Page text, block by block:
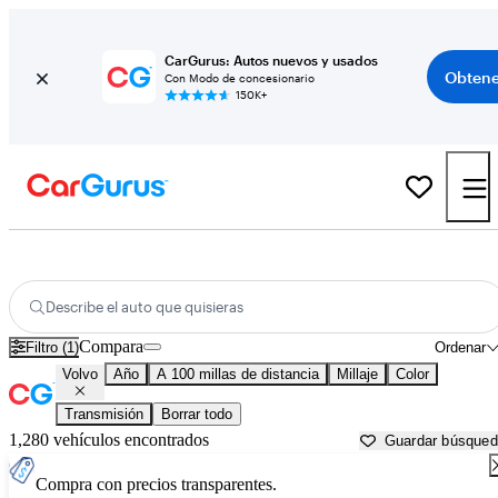
CarGurus: Autos nuevos y usados
Con Modo de concesionario
150K+
Describe el auto que quisieras
Filtro (1) Ordenar
Compara
Volvo Año A 100 millas de distancia Millaje Color
Transmisión Borrar todo
1,280 vehículos encontrados Guardar
Compra con precios transparentes.